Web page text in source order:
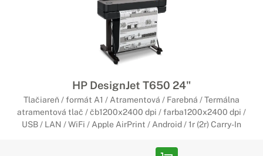
HP DesignJet T650 24"
Tlačiareň / formát A1 / Atramentová / Farebná / Termálna
atramentová tlač / čb1200x2400 dpi / farba1200x2400 dpi /
USB / LAN / WiFi / Apple AirPrint / Android / 1r (2r) Carry-In